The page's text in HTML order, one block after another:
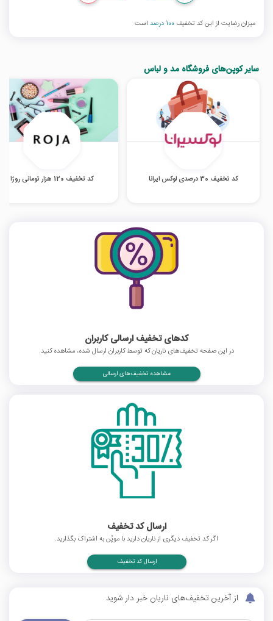
میزان رضایت از این کد تخفیف 100 درصد است
سایر کوپن‌های فروشگاه مد و لباس
کد تخفیف 30 درصدی لوکس ایرانا کد تخفیف 120 هزار تومانی روژا
کدهای تخفیف ارسالی کاربران
در این صفحه تخفیف‌های ناریان که توسط کاربران ارسال شده، مشاهده کنید.
مشاهده تخفیف‌های ارسالی
ارسال کد تخفیف
اگر کد تخفیف دیگری از ناریان دارید با موپُن به اشتراک بگذارید.
ارسال کد تخفیف
از آخرین تخفیف‌های ناریان خبر دار شوید